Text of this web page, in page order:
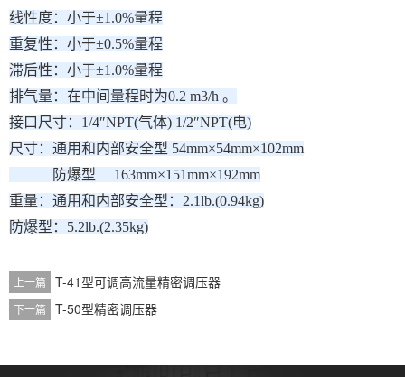
线性度：小于±1.0%量程
重复性：小于±0.5%量程
滞后性：小于±1.0%量程
排气量：在中间量程时为0.2 m3/h 。
接口尺寸：1/4″NPT(气体) 1/2″NPT(电)
尺寸：通用和内部安全型 54mm×54mm×102mm
防爆型 163mm×151mm×192mm
重量：通用和内部安全型：2.1lb.(0.94kg)
防爆型：5.2lb.(2.35kg)
上一篇 T-41型可调高流量精密调压器
下一篇 T-50型精密调压器